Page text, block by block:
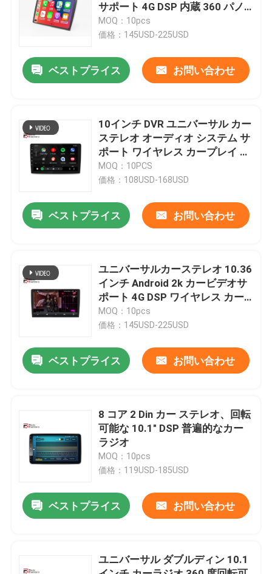
ホーム
企業情報
品質管理
ニュース
すべての場合
Androidカーラジオステレオ
サポート 4G DSP 内蔵 360 パノ
ラマカメラ
MOQ：10pcs
価格：145USD-225USD
ベストプライス お問い合わせ
10インチ DVR ユニバーサル カー
ステレオ オーディオ システム サ
ポート ワイヤレス カープレイ 音
声 コマンド
MOQ：10PCS
価格：108USD-168USD
ベストプライス お問い合わせ
ユニバーサルカーステレオ 10.36
インチ Android 2k カービデオサ
ポート 4G DSP ワイヤレス カー
プレイ
MOQ：10pcs
価格：145USD-225USD
ベストプライス お問い合わせ
8 コア 2 Din カー ステレオ、回転
可能な 10.1" DSP 普遍的なカー
ラジオ
MOQ：10pcs
価格：119USD-185USD
ベストプライス お問い合わせ
ユニバーサル ダブルディン 10.1